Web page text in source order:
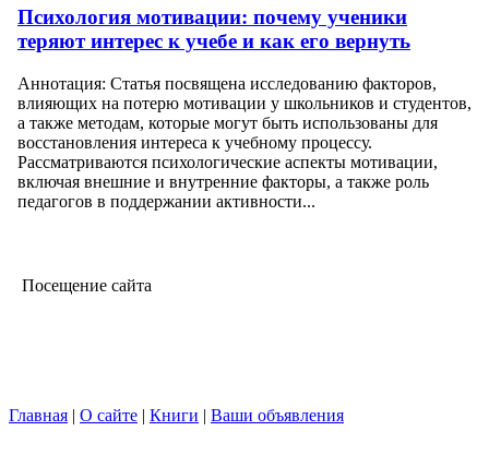
Психология мотивации: почему ученики
теряют интерес к учебе и как его вернуть
Аннотация: Статья посвящена исследованию факторов,
влияющих на потерю мотивации у школьников и студентов,
а также методам, которые могут быть использованы для
восстановления интереса к учебному процессу.
Рассматриваются психологические аспекты мотивации,
включая внешние и внутренние факторы, а также роль
педагогов в поддержании активности...
Посещение сайта
Главная | О сайте | Книги | Ваши объявления